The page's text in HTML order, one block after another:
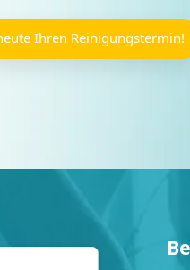
Ihren Reinigungstermin!